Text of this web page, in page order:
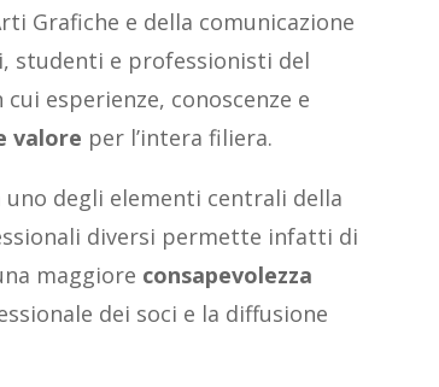
Grafiche e della comunicazione
studenti e professionisti del
esperienze, conoscenze e
valore per l’intera filiera.
degli elementi centrali della
diversi permette infatti di
maggiore consapevolezza
dei soci e la diffusione